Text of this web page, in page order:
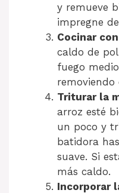
y remueve
impregne
Cocinar
caldo de
fuego
removiendo
Triturar la
arroz esté
un poco y
batidora
suave. Si
más caldo.
Incorporar